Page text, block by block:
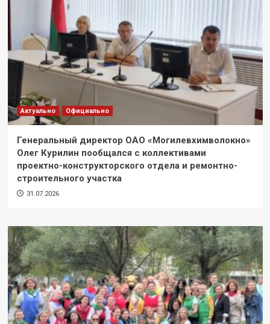
Актуально Официально
Генеральный директор ОАО «Могилевхимволокно»
Олег Курилин пообщался с коллективами
проектно-конструкторского отдела и ремонтно-
строительного участка
31.07.2026